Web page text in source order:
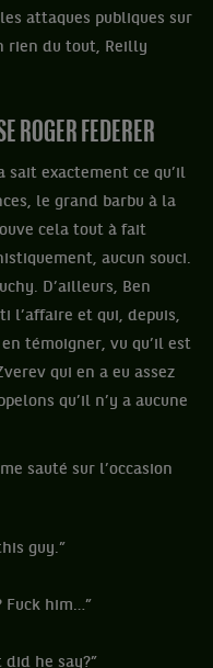
attaques publiques sur
rien du tout, Reilly
ROGER FEDERER
sait exactement ce qu’il
le grand barbu à la
cela tout à fait
aucun souci.
D’ailleurs, Ben
l’affaire et qui, depuis,
témoigner, vu qu’il est
qui en a eu assez
qu’il n’y a aucune
sauté sur l’occasion
guy.”
Fuck him…”
he say?”